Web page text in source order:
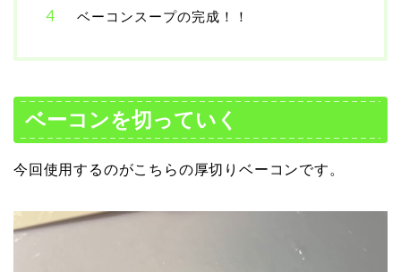
ベーコンスープの完成！！
ベーコンを切っていく
今回使用するのがこちらの厚切りベーコンです。